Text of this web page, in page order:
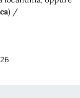
) /